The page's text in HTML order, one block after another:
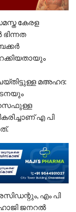
കേരള
മഅഹദ:
എ പി
എം പി
ജനറൽ